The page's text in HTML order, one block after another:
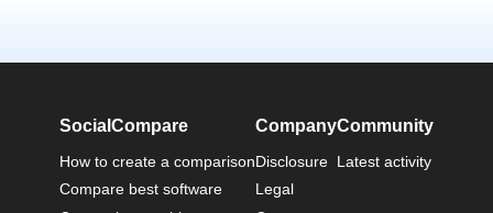
SocialCompare
How to create a comparison
Compare best software
Company
Disclosure
Legal
Community
Latest activity